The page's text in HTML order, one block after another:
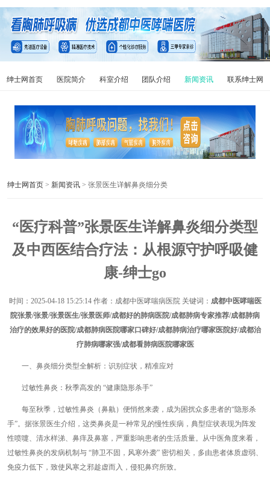
绅士网首页 医院简介 科室介绍 团队介绍 新闻资讯 联系绅士网
绅士网首页 > 新闻资讯 > 张景医生详解鼻炎细分类
“医疗科普”张景医生详解鼻炎细分类型
及中西医结合疗法：从根源守护呼吸健
康-绅士go
时间： 2025-04-18 15:25:14作者：成都中医哮喘病医院 关键词： 成都中医哮喘医
院张景/张景/张景医生/张景医师/成都好的肺病医院/成都肺病专家推荐/成都肺病
治疗的效果好的医院/成都肺病医院哪家口碑好/成都肺病治疗哪家医院好/成都治
疗肺病哪家强/成都看肺病医院哪家医
一、鼻炎细分类型全解析：识别症状，精准应对
过敏性鼻炎：秋季高发的 “健康隐形杀手”
每至秋季，过敏性鼻炎（鼻鼽）便悄然来袭，成为困扰众多患者的“隐形杀
手”。据张景医生介绍，这类鼻炎是一种常见的慢性疾病，典型症状表现为阵发
性喷嚏、清水样涕、鼻痒及鼻塞，严重影响患者的生活质量。从中医角度来看，
过敏性鼻炎的发病机制与 “肺卫不固，风寒外袭” 密切相关，多由患者体质虚弱、
免疫力低下，致使风寒之邪趁虚而入，侵犯鼻窍所致。